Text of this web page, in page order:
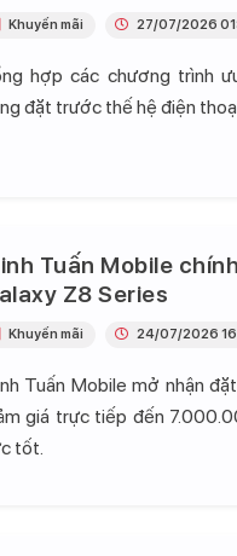
hợp các chương trình
đặt trước thế hệ điện
Khuyến mãi 27/07/2026
Tuấn Mobile
Z8 Series
Tuấn Mobile mở nhận
giá trực tiếp đến
tốt.
Khuyến mãi 24/07/2026